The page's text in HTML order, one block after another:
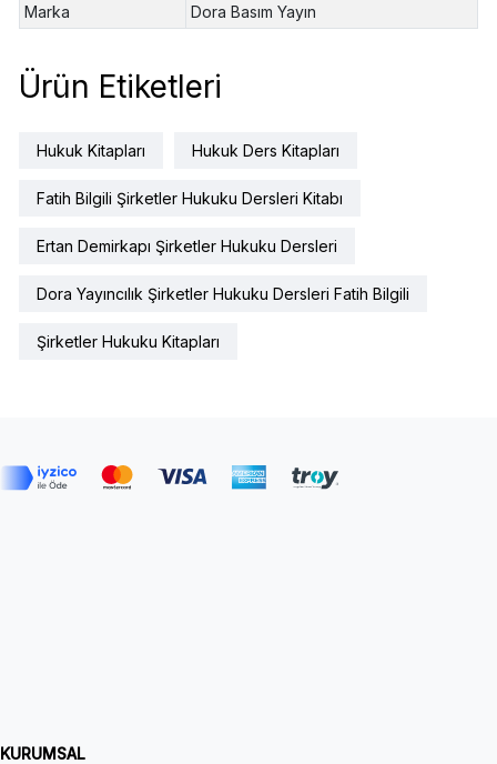
Marka
Dora Basım Yayın
Ürün Etiketleri
Hukuk Kitapları Hukuk Ders Kitapları
Fatih Bilgili Şirketler Hukuku Dersleri Kitabı
Ertan Demirkapı Şirketler Hukuku Dersleri
Dora Yayıncılık Şirketler Hukuku Dersleri Fatih Bilgili
Şirketler Hukuku Kitapları
KURUMSAL